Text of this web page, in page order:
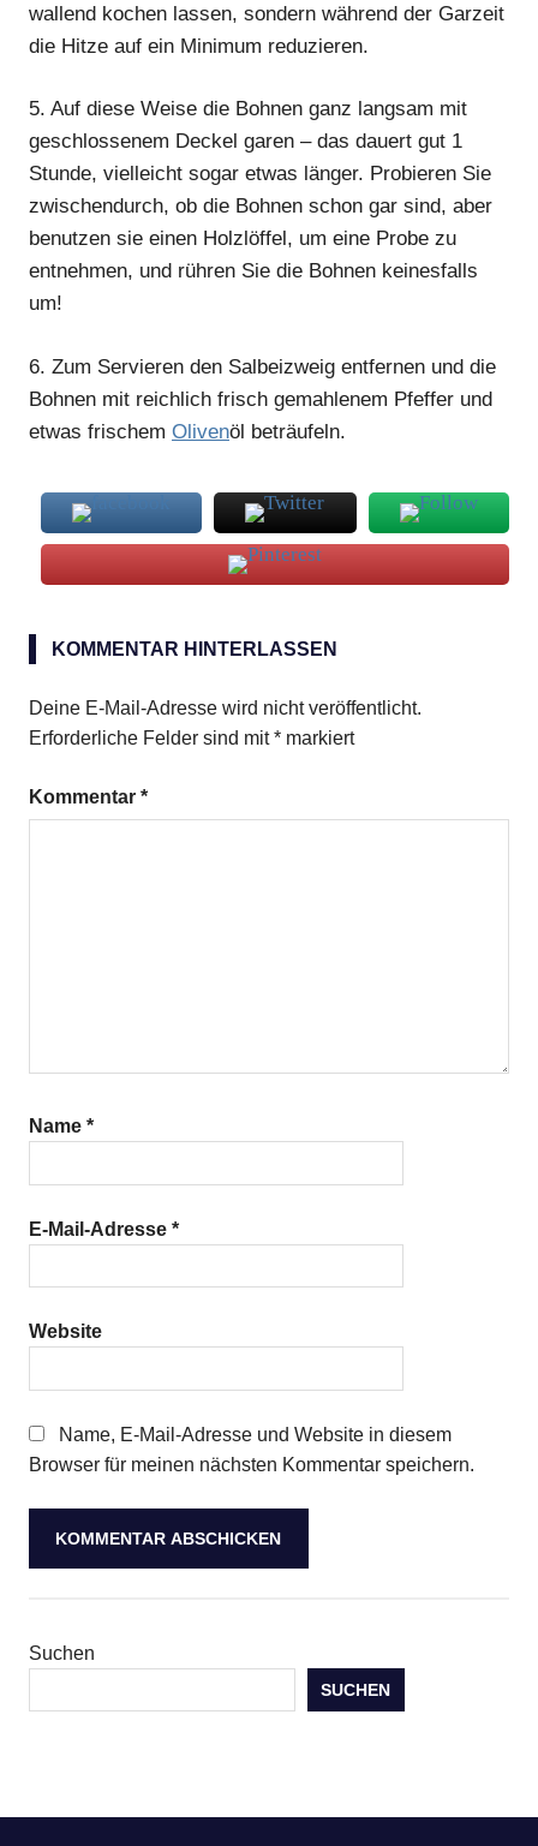
wallend kochen lassen, sondern während der Garzeit
die Hitze auf ein Minimum reduzieren.
5. Auf diese Weise die Bohnen ganz langsam mit
geschlossenem Deckel garen – das dauert gut 1
Stunde, vielleicht sogar etwas länger. Probieren Sie
zwischendurch, ob die Bohnen schon gar sind, aber
benutzen sie einen Holzlöffel, um eine Probe zu
entnehmen, und rühren Sie die Bohnen keinesfalls
um!
6. Zum Servieren den Salbeizweig entfernen und die
Bohnen mit reichlich frisch gemahlenem Pfeffer und
etwas frischem Olivenöl beträufeln.
KOMMENTAR HINTERLASSEN
Deine E-Mail-Adresse wird nicht veröffentlicht.
Erforderliche Felder sind mit* markiert
Kommentar *
Name *
E-Mail-Adresse *
Website
Name, E-Mail-Adresse und Website in diesem
Browser für meinen nächsten Kommentar speichern.
Suchen
SUCHEN